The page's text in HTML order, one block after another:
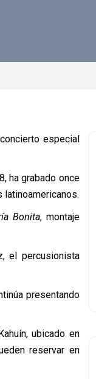
especial
ha grabado once
latinoamericanos.
Bonita, montaje
el percusionista
presentando
ubicado en
reservar en